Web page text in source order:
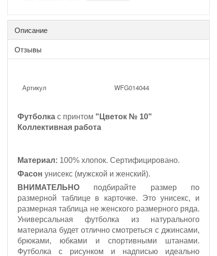
Описание
Отзывы
Артикул WFG014044
Футболка с принтом "Цветок № 10"
Коллективная работа
Материал: 100% хлопок. Сертифицировано.
Фасон унисекс (мужской и женский).
ВНИМАТЕЛЬНО подбирайте размер по
размерной таблице в карточке. Это унисекс, и
размерная таблица не женского размерного ряда.
Универсальная футболка из натурального
материала будет отлично смотреться с джинсами,
брюками, юбками и спортивными штанами.
Футболка с рисунком и надписью идеально